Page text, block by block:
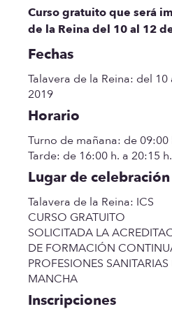
Curso gratuito que será
de la Reina del 10 al 12
Fechas
Talavera de la Reina: del
2019
Horario
Turno de mañana: de 09:00
Tarde: de 16:00 h. a 20:15 h.
Lugar de celebración
Talavera de la Reina: ICS
CURSO GRATUITO
SOLICITADA LA
DE FORMACIÓN
PROFESIONES
MANCHA
Inscripciones